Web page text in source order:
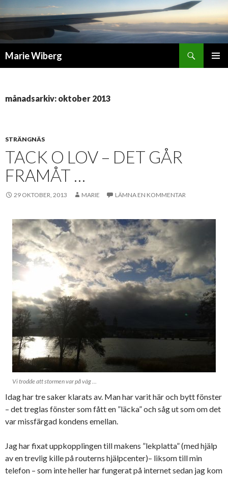
Marie Wiberg
månadsarkiv: oktober 2013
STRÄNGNÄS
TACK O LOV – DET GÅR
FRAMÅT …
29 OKTOBER, 2013 MARIE LÄMNA EN KOMMENTAR
Vi trodde att stormen var på väg …
Idag har tre saker klarats av. Man har varit här och bytt fönster
– det treglas fönster som fått en ”läcka” och såg ut som om det
var missfärgad kondens emellan.
Jag har fixat uppkopplingen till makens ”lekplatta” (med hjälp
av en trevlig kille på routerns hjälpcenter)– liksom till min
telefon – som inte heller har fungerat på internet sedan jag kom